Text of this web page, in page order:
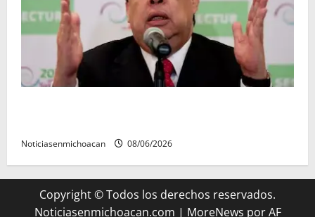
Noticiasenmichoacan 08/06/2026
Copyright © Todos los derechos reservados.
Noticiasenmichoacan.com | MoreNews por AF